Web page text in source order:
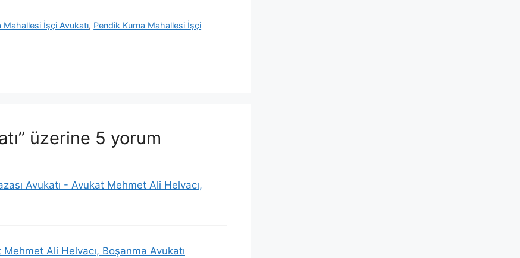
Mahallesi İşçi Avukatı, Pendik Kurna Mahallesi İşçi
üzerine 5 yorum
Avukatı - Avukat Mehmet Ali Helvacı,
Ali Helvacı, Boşanma Avukatı